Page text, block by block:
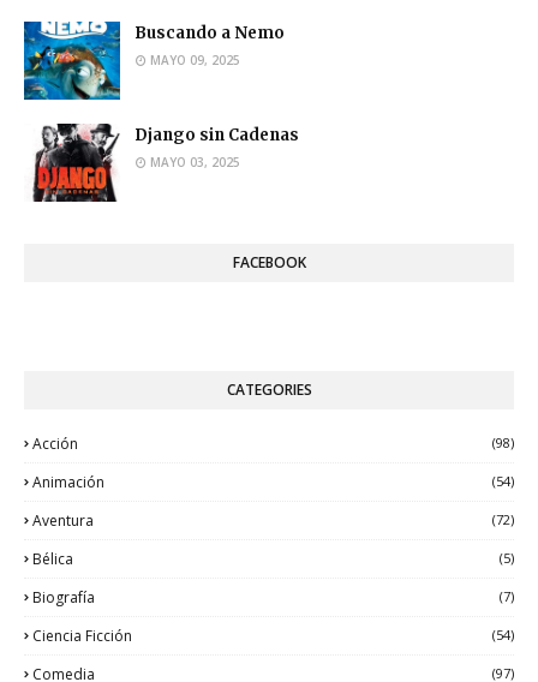
Buscando a Nemo
MAYO 09, 2025
Django sin Cadenas
MAYO 03, 2025
FACEBOOK
CATEGORIES
Acción (98)
Animación (54)
Aventura (72)
Bélica (5)
Biografía (7)
Ciencia Ficción (54)
Comedia (97)